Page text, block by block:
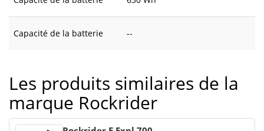
Capacité de la batterie --
Les produits similaires de la
marque Rockrider